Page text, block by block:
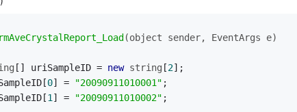
(object sender, EventArgs e)
[] uriSampleID = new string [2];
0] = "20090911010001" ;
1 ] = "20090911010002" ;